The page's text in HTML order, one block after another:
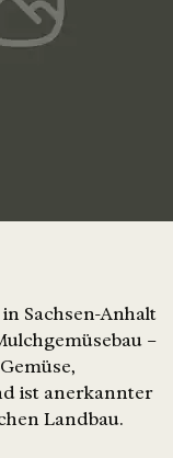
Sachsen-Anhalt
–
ist anerkannter
Landbau.